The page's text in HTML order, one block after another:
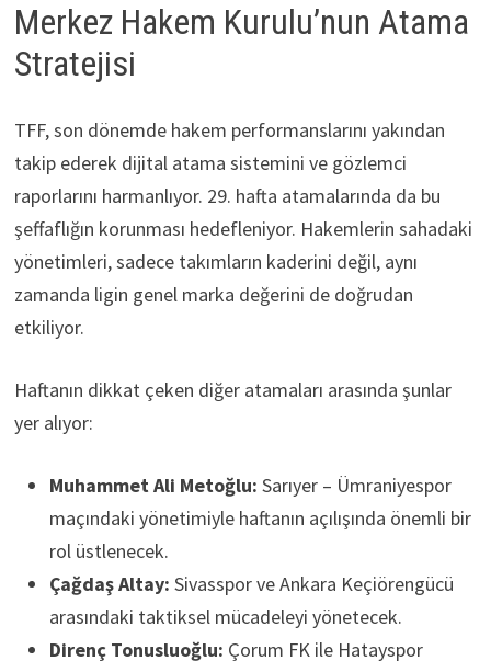
Merkez Hakem Kurulu’nun Atama
Stratejisi
TFF, son dönemde hakem performanslarını yakından
takip ederek dijital atama sistemini ve gözlemci
raporlarını harmanlıyor. 29. hafta atamalarında da bu
şeffaflığın korunması hedefleniyor. Hakemlerin sahadaki
yönetimleri, sadece takımların kaderini değil, aynı
zamanda ligin genel marka değerini de doğrudan
etkiliyor.
Haftanın dikkat çeken diğer atamaları arasında şunlar
yer alıyor:
Muhammet Ali Metoğlu: Sarıyer – Ümraniyespor
maçındaki yönetimiyle haftanın açılışında önemli bir
rol üstlenecek.
Çağdaş Altay: Sivasspor ve Ankara Keçiörengücü
arasındaki taktiksel mücadeleyi yönetecek.
Direnç Tonusluoğlu: Çorum FK ile Hatayspor